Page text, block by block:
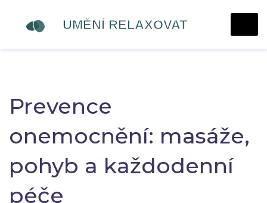
Prevence
onemocnění: masáže,
pohyb a každodenní
péče